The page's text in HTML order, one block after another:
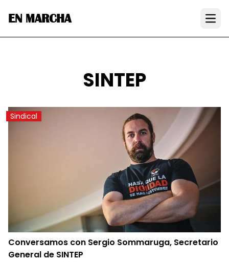
EN MARCHA
SINTEP
Sindical
Conversamos con Sergio Sommaruga, Secretario
General de SINTEP